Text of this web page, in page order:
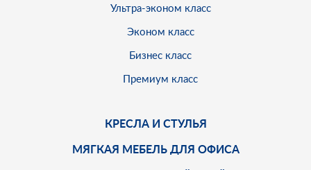
Ультра-эконом класс
Эконом класс
Бизнес класс
Премиум класс
КРЕСЛА И СТУЛЬЯ
МЯГКАЯ МЕБЕЛЬ ДЛЯ ОФИСА